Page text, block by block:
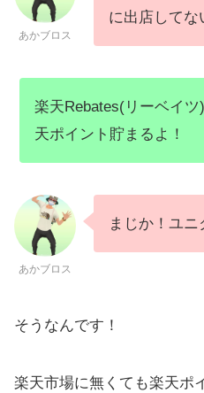
あかブロス
に出店してな
楽天Rebates(リーベイツ
天ポイント貯まるよ！
あかブロス
まじか！ユニ
そうなんです！
楽天市場に無くても楽天ポ